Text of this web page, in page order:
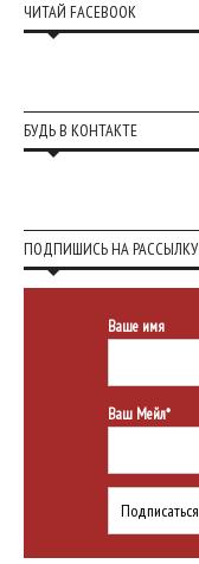
ЧИТАЙ FACEBOOK
БУДЬ В КОНТАКТЕ
ПОДПИШИСЬ НА РАССЫЛКУ
Ваше имя
Ваш Мейл*